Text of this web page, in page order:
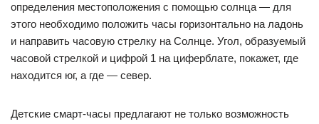
определения местоположения с помощью солнца — для
этого необходимо положить часы горизонтально на ладонь
и направить часовую стрелку на Солнце. Угол, образуемый
часовой стрелкой и цифрой 1 на циферблате, покажет, где
находится юг, а где — север.
Детские смарт-часы предлагают не только возможность